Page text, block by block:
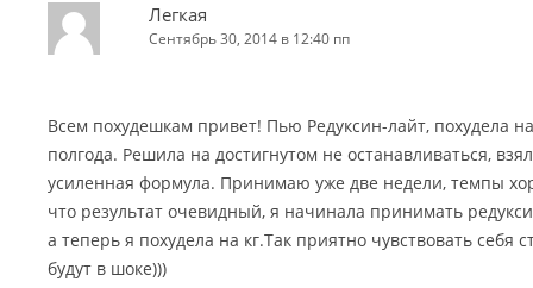
Легкая
Сентябрь 30, 2014 в 12:40 пп
Всем похудешкам привет! Пью Редуксин-лайт, похудела
полгода. Решила на достигнутом не останавливаться,
усиленная формула. Принимаю уже две недели, темпы
что результат очевидный, я начинала принимать
а теперь я похудела на кг.Так приятно чувствовать себя
будут в шоке)))